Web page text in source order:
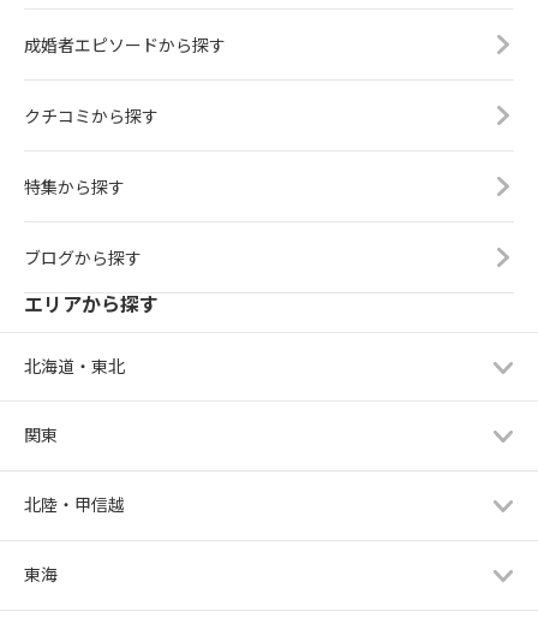
成婚者エピソードから探す
クチコミから探す
特集から探す
ブログから探す
エリアから探す
北海道・東北
関東
北陸・甲信越
東海